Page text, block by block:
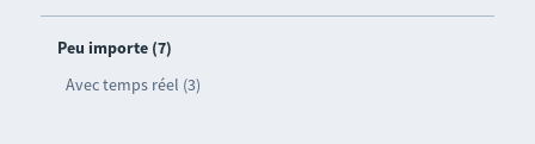
Peu importe (7)
Avec temps réel (3)